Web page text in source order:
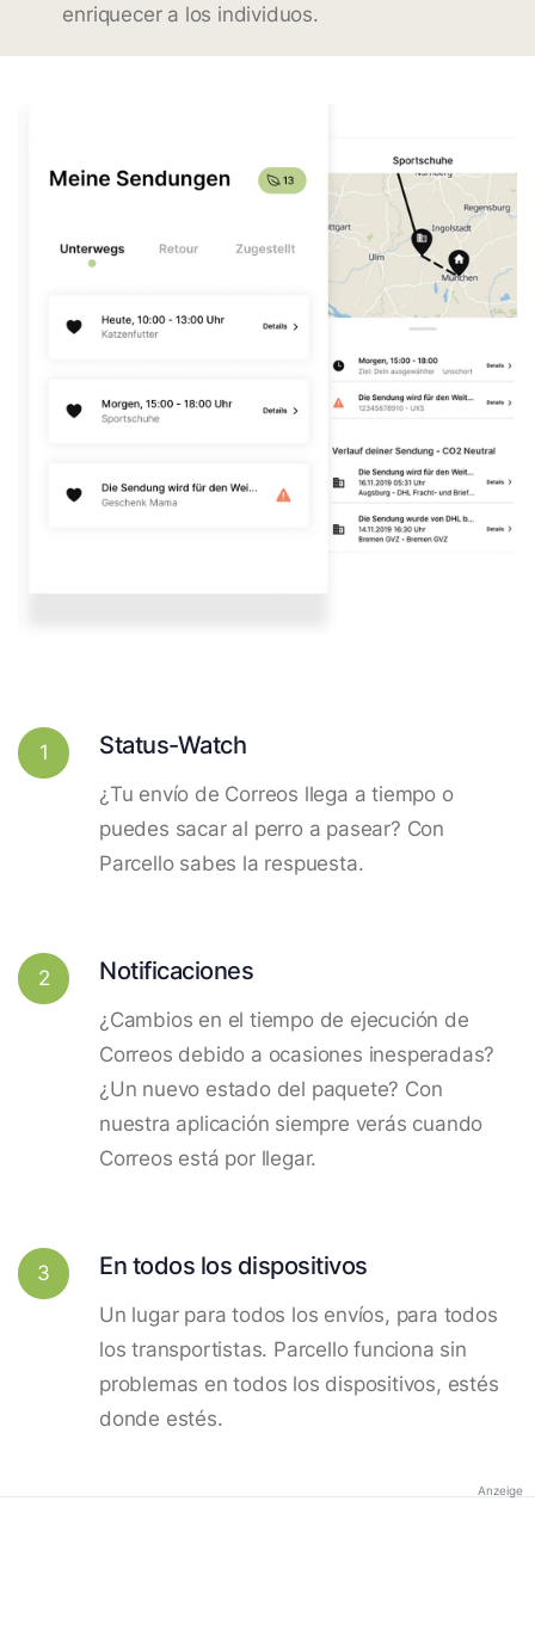
enriquecer a los individuos.
1 Status-Watch
¿Tu envío de Correos llega a tiempo o
puedes sacar al perro a pasear? Con
Parcello sabes la respuesta.
2 Notificaciones
¿Cambios en el tiempo de ejecución de
Correos debido a ocasiones inesperadas?
¿Un nuevo estado del paquete? Con
nuestra aplicación siempre verás cuando
Correos está por llegar.
3 En todos los dispositivos
Un lugar para todos los envíos, para todos
los transportistas. Parcello funciona sin
problemas en todos los dispositivos, estés
donde estés.
Anzeige